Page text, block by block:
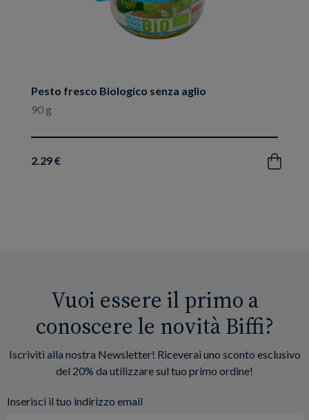
Pesto fresco Biologico senza aglio
90 g
2.29 € Acquista
Vuoi essere il primo a
conoscere le novità Biffi?
Iscriviti alla nostra Newsletter! Riceverai uno sconto esclusivo
del 20% da utilizzare sul tuo primo ordine!
Inserisci il tuo indirizzo email